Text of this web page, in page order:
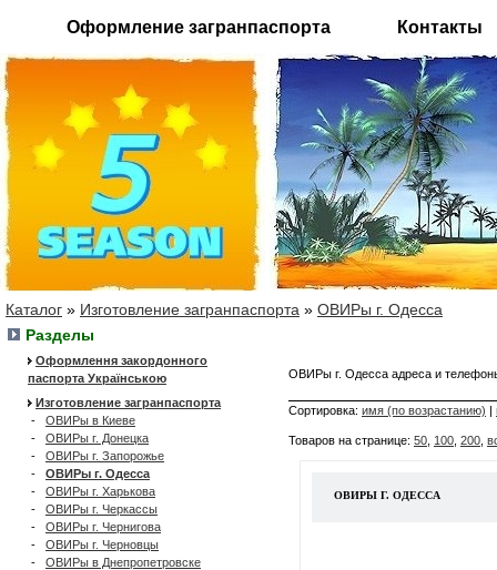
Оформление загранпаспорта Контакты
Каталог » Изготовление загранпаспорта » ОВИРы г. Одесса
Разделы
Оформлення закордонного
паспорта Українською
Изготовление загранпаспорта
- ОВИРы в Киеве
- ОВИРы г. Донецка
- ОВИРы г. Запорожье
- ОВИРы г. Одесса
- ОВИРы г. Харькова
- ОВИРы г. Черкассы
- ОВИРы г. Чернигова
- ОВИРы г. Черновцы
- ОВИРы в Днепропетровске
ОВИРы г. Одесса адреса и
Сортировка: имя (по возрастанию) |
Товаров на странице: 50 100 200
ОВИРЫ Г. ОДЕССА